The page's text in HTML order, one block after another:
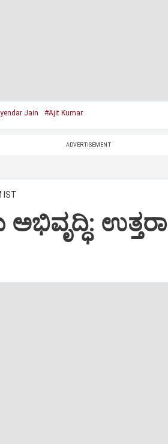
Jain #Ajit Kumar
ADVERTISEMENT
IST
ಅಭಿವೃದ್ಧಿ: